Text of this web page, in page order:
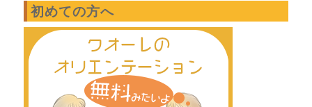
初めての方へ